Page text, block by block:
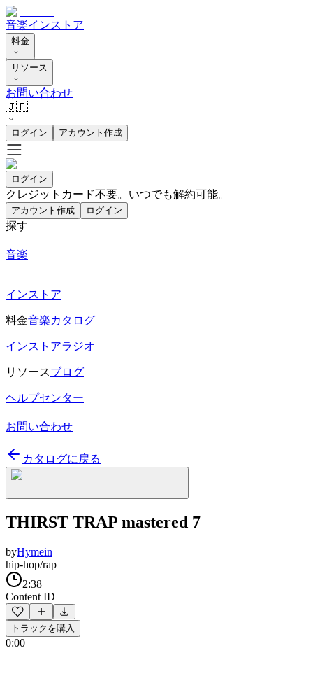
音楽インストア
料金
リソース
お問い合わせ
🇯🇵
ログイン アカウント作成
ログイン
クレジットカード不要。いつでも解約可能。
アカウント作成 ログイン
探す
音楽
インストア
料金音楽カタログ
インストアラジオ
リソースブログ
ヘルプセンター
お問い合わせ
カタログに戻る
THIRST TRAP mastered 7
byHymein
hip-hop/rap
2:38
Content ID
トラックを購入
0:00